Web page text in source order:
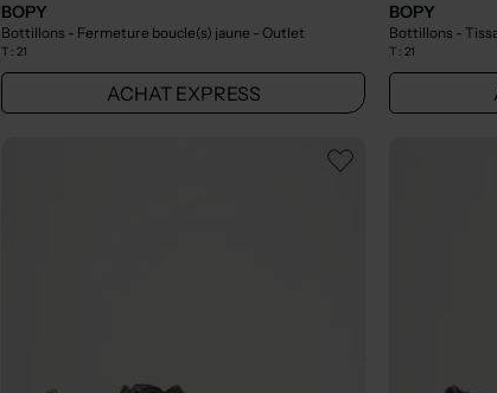
BOPY
Bottillons - Fermeture boucle(s) jaune - Outlet
T :21
ACHAT EXPRESS
BOPY
Bottillons -
T : 21